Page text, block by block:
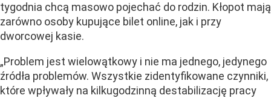
tygodnia chcą masowo pojechać do rodzin. Kłopot mają
zarówno osoby kupujące bilet online, jak i przy
dworcowej kasie.
„Problem jest wielowątkowy i nie ma jednego, jedynego
źródła problemów. Wszystkie zidentyfikowane czynniki,
które wpływały na kilkugodzinną destabilizację pracy